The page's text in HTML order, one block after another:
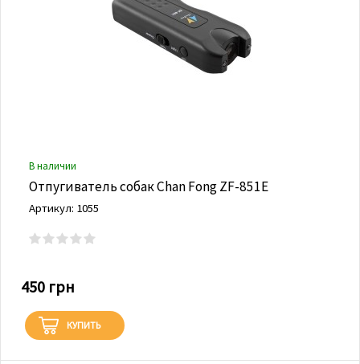
В наличии
Отпугиватель собак Chan Fong ZF-851Е
Артикул: 1055
450 грн
КУПИТЬ